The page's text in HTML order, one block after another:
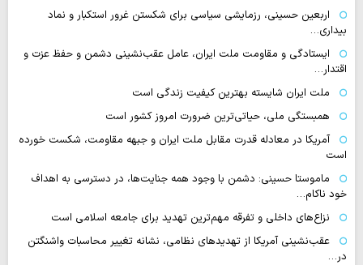
اربعین حسینی، رزمایشی سیاسی برای شکستن غرور استکبار و نماد
بیداری…
ایستادگی و مقاومت ملت ایران، عامل عقب‌نشینی دشمن و حفظ عزت و
اقتدار…
ملت ایران شایسته بهترین کیفیت زندگی است
همبستگی ملی، حیاتی‌ترین ضرورت امروز کشور است
آمریکا در معادله قدرت مقابل ملت ایران و جبهه مقاومت، شکست خورده
است
ماموستا حسینی: دشمن با وجود همه جنایت‌ها، در دسترسی به اهداف
خود ناکام…
نزاع‌های داخلی و تفرقه مهم‌ترین تهدید برای جامعه اسلامی است
عقب‌نشینی آمریکا از تهدیدهای نظامی، نشانه تغییر محاسبات واشنگتن
در…